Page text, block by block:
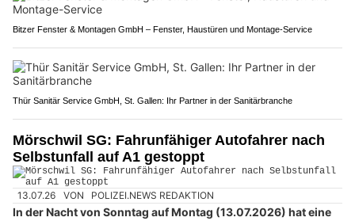
Bitzer Fenster & Montagen GmbH – Fenster, Haustüren und Montage-Service
Thür Sanitär Service GmbH, St. Gallen: Ihr Partner in der Sanitärbranche
Mörschwil SG: Fahrunfähiger Autofahrer nach
Selbstunfall auf A1 gestoppt
13.07.26 VON POLIZEI.NEWS REDAKTION
In der Nacht von Sonntag auf Montag (13.07.2026) hat eine